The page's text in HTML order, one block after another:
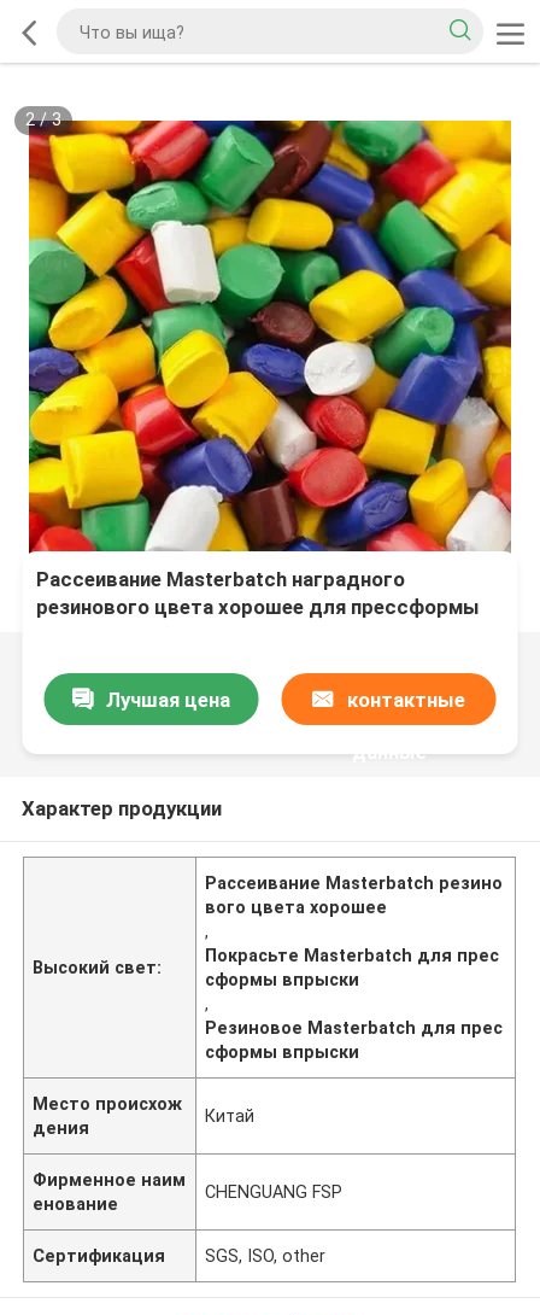
2/3
Рассеивание Masterbatch наградного
резинового цвета хорошее для прессформы
Лучшая цена контактные
данные
Характер продукции
Высокий свет:
Рассеивание Masterbatch резино
вого цвета хорошее
,
Покрасьте Masterbatch для прес
сформы впрыски
,
Резиновое Masterbatch для прес
сформы впрыски
Место происхож
дения
Китай
Фирменное наим
енование
CHENGUANG FSP
Сертификация SGS, ISO, other